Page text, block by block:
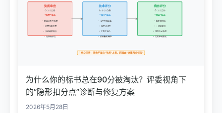
为什么你的标书总在90分被淘汰？评委视角下
的”隐形扣分点”诊断与修复方案
2026年5月28日